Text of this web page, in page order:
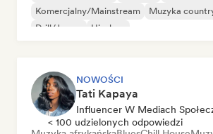
Komercjalny/Mainstream
Muzyka
Drill/Jersey
Hip-hop
NOWOŚCI
Tati Kapaya
Influencer W Mediach
< 100 udzielonych odpowiedzi